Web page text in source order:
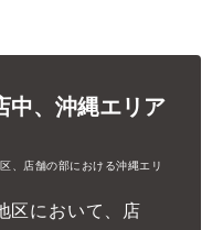
中、沖縄エリア
、店舗の部における沖縄エリ
区において、店